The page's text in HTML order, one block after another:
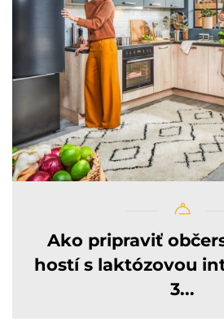
Ako pripraviť
hostí s laktózovou
3...